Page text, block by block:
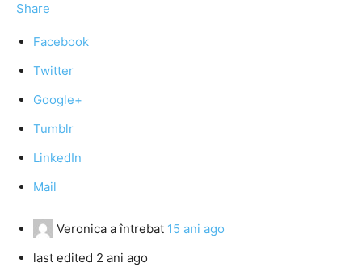
Share
Facebook
Twitter
Google+
Tumblr
LinkedIn
Mail
Veronica a întrebat 15 ani ago
last edited 2 ani ago